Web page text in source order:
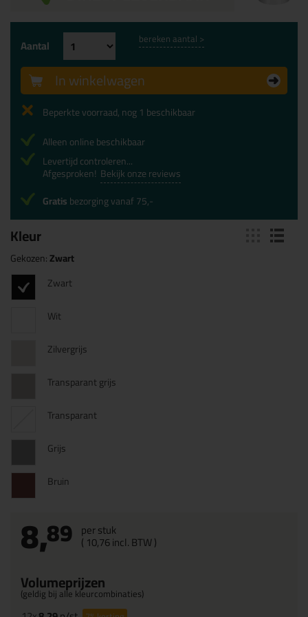
Kleur
Gekozen:Zwart
Zwart
Wit
Zilvergrijs
Transparant grijs
Transparant
Grijs
Bruin
8,89 per stuk
( 10,76incl. BTW )
Volumeprijzen
(geldig bij alle kleurcombinaties)
Aantal bereken aantal >
In winkelwagen
Beperkte voorraad, nog 1 beschikbaar
Alleen online beschikbaar
Levertijd controleren...
Afgesproken! Bekijk onze reviews
Gratisbezorging vanaf 75,-